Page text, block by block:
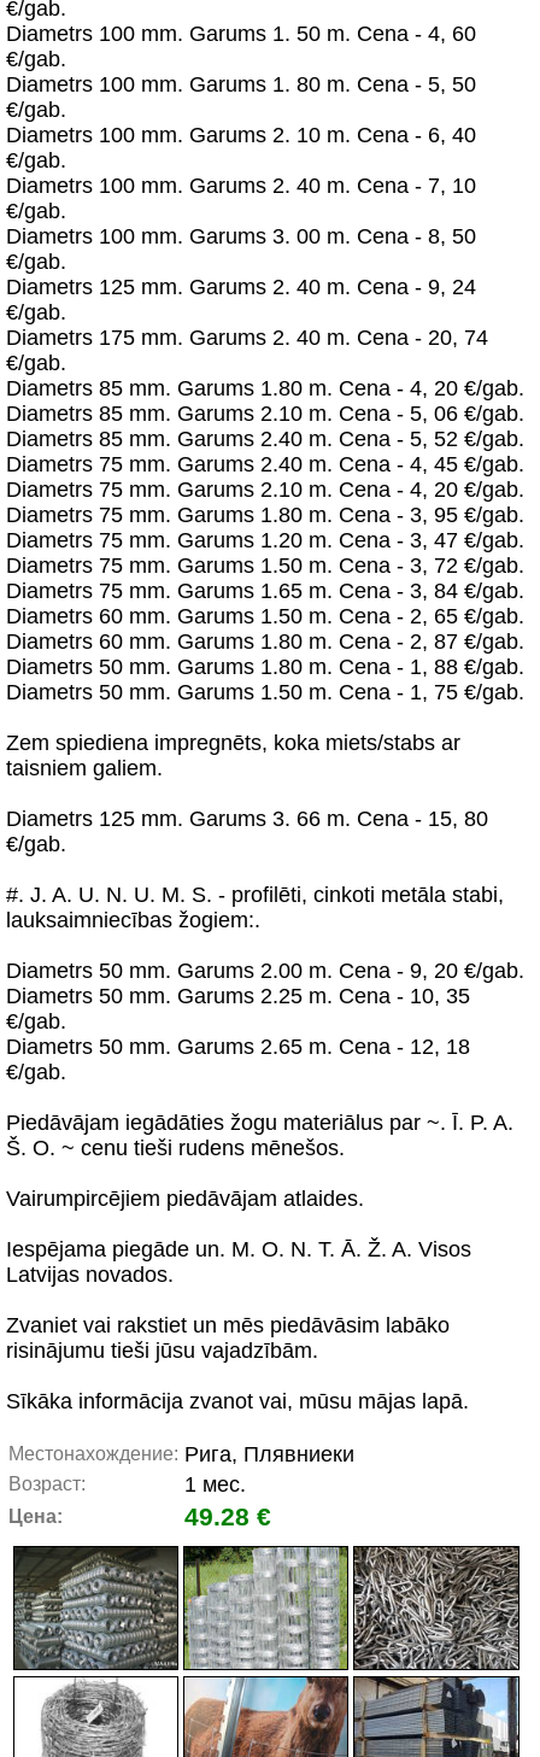
€/gab.
Diametrs 100 mm. Garums 1. 50 m. Cena - 4, 60
€/gab.
Diametrs 100 mm. Garums 1. 80 m. Cena - 5, 50
€/gab.
Diametrs 100 mm. Garums 2. 10 m. Cena - 6, 40
€/gab.
Diametrs 100 mm. Garums 2. 40 m. Cena - 7, 10
€/gab.
Diametrs 100 mm. Garums 3. 00 m. Cena - 8, 50
€/gab.
Diametrs 125 mm. Garums 2. 40 m. Cena - 9, 24
€/gab.
Diametrs 175 mm. Garums 2. 40 m. Cena - 20, 74
€/gab.
Diametrs 85 mm. Garums 1.80 m. Cena - 4, 20 €/gab.
Diametrs 85 mm. Garums 2.10 m. Cena - 5, 06 €/gab.
Diametrs 85 mm. Garums 2.40 m. Cena - 5, 52 €/gab.
Diametrs 75 mm. Garums 2.40 m. Cena - 4, 45 €/gab.
Diametrs 75 mm. Garums 2.10 m. Cena - 4, 20 €/gab.
Diametrs 75 mm. Garums 1.80 m. Cena - 3, 95 €/gab.
Diametrs 75 mm. Garums 1.20 m. Cena - 3, 47 €/gab.
Diametrs 75 mm. Garums 1.50 m. Cena - 3, 72 €/gab.
Diametrs 75 mm. Garums 1.65 m. Cena - 3, 84 €/gab.
Diametrs 60 mm. Garums 1.50 m. Cena - 2, 65 €/gab.
Diametrs 60 mm. Garums 1.80 m. Cena - 2, 87 €/gab.
Diametrs 50 mm. Garums 1.80 m. Cena - 1, 88 €/gab.
Diametrs 50 mm. Garums 1.50 m. Cena - 1, 75 €/gab.
Zem spiediena impregnēts, koka miets/stabs ar
taisniem galiem.
Diametrs 125 mm. Garums 3. 66 m. Cena - 15, 80
€/gab.
#. J. A. U. N. U. M. S. - profilēti, cinkoti metāla stabi,
lauksaimniecības žogiem:.
Diametrs 50 mm. Garums 2.00 m. Cena - 9, 20 €/gab.
Diametrs 50 mm. Garums 2.25 m. Cena - 10, 35
€/gab.
Diametrs 50 mm. Garums 2.65 m. Cena - 12, 18
€/gab.
Piedāvājam iegādāties žogu materiālus par ~. Ī. P. A.
Š. O. ~ cenu tieši rudens mēnešos.
Vairumpircējiem piedāvājam atlaides.
Iespējama piegāde un. M. O. N. T. Ā. Ž. A. Visos
Latvijas novados.
Zvaniet vai rakstiet un mēs piedāvāsim labāko
risinājumu tieši jūsu vajadzībām.
Sīkāka informācija zvanot vai, mūsu mājas lapā.
Местонахождение: Рига, Плявниеки
Возраст: 1 мес.
Цена: 49.28 €